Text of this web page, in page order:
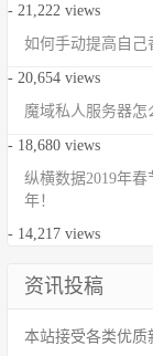
- 21,222 views
如何手动提高自己
- 20,654 views
魔域私人服务器怎
- 18,680 views
纵横数据2019年
年！
- 14,217 views
资讯投稿
本站接受各类优质